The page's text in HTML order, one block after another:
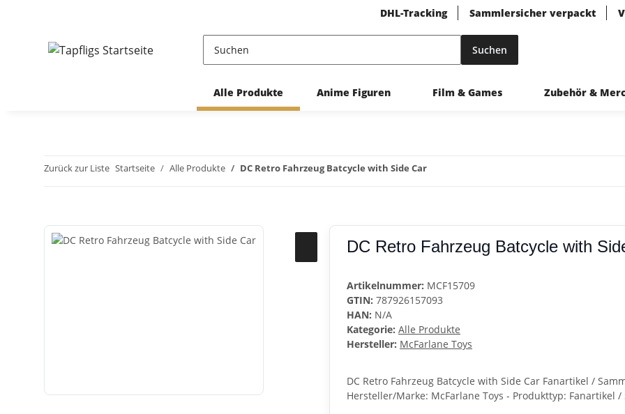
DHL-Tracking Sammlersicher verpackt
Suchen
Alle Produkte Anime Figuren Film & Games Zubehör &
Zurück zur Liste Startseite Alle Produkte DC Retro Fahrzeug Batcycle with Side Car
DC Retro Fahrzeug Batcycle with
Artikelnummer: MCF15709
GTIN: 787926157093
HAN: N/A
Kategorie: Alle Produkte
Hersteller: McFarlane Toys
DC Retro Fahrzeug Batcycle with Side Car Fanartikel /
Hersteller/Marke: McFarlane Toys - Produkttyp: Fanartikel